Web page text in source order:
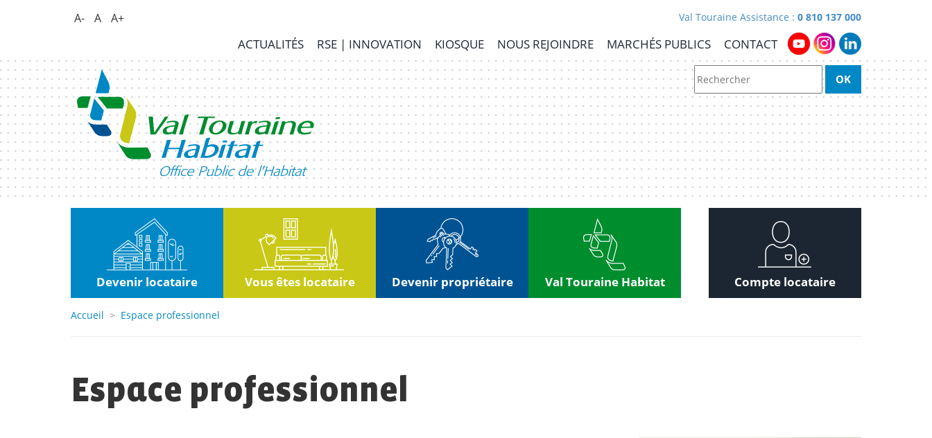
RSE
Innovation
Kiosque
Nous
rejoindre
A- A A+ Val Touraine Assistance : 0 810 137 000
ACTUALITÉS RSE | INNOVATION KIOSQUE NOUS REJOINDRE MARCHÉS PUBLICS CONTACT
Devenir locataire Vous êtes locataire Devenir propriétaire Val Touraine Habitat Compte locataire
Accueil > Espace professionnel
Espace professionnel